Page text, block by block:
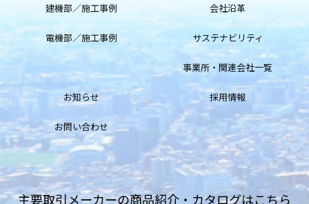
建機部／施工事例
電機部／施工事例
会社沿革
サステナビリティ
事業所・関連会社一覧
お知らせ 採用情報
お問い合わせ
主要取引メーカーの商品紹介・カタログはこちら